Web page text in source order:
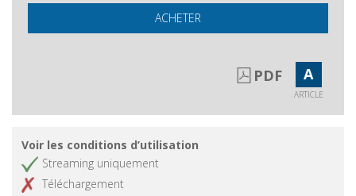
ACHETER
PDF A
ARTICLE
Voir les conditions d’utilisation
Streaming uniquement
Téléchargement